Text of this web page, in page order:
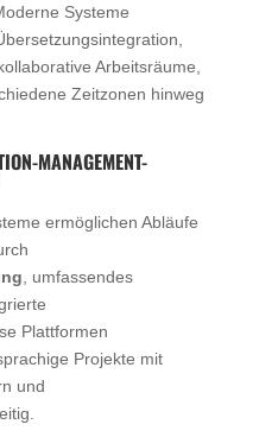
Systeme
Arbeitsräume,
Zeitzonen hinweg
MANAGEMENT-
ermöglichen Abläufe
, umfassendes
Plattformen
Projekte mit
und